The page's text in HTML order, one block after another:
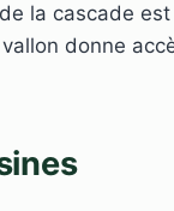
la cascade
donne